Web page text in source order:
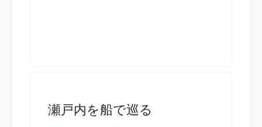
瀬戸内を船で巡る